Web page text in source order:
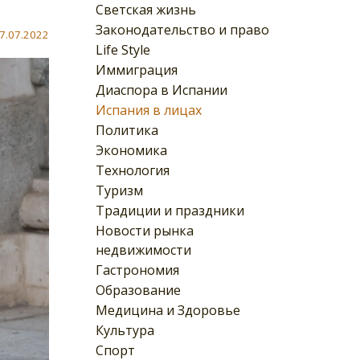
Светская жизнь
Законодательство и право
Life Style
Иммиграция
Диаспора в Испании
Испания в лицах
Политика
Экономика
Технология
Туризм
Традиции и праздники
Новости рынка
недвижимости
Гастрономия
Образование
Медицина и Здоровье
Культура
Спорт